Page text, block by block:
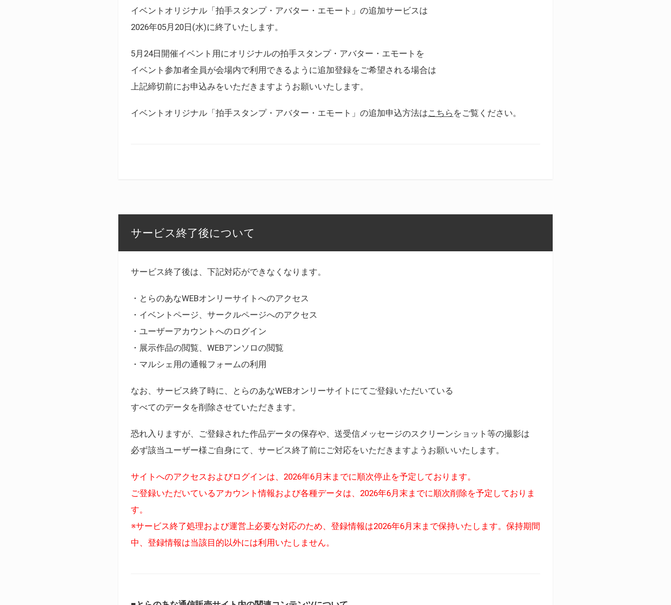
イベントオリジナル「拍手スタンプ・アバター・エモート」の追加サービスは
2026年05月20日(水)に終了いたします。
5月24日開催イベント用にオリジナルの拍手スタンプ・アバター・エモートを
イベント参加者全員が会場内で利用できるように追加登録をご希望される場合は
上記締切前にお申込みをいただきますようお願いいたします。
イベントオリジナル「拍手スタンプ・アバター・エモート」の追加申込方法はこちら をご覧ください。
サービス終了後について
サービス終了後は、下記対応ができなくなります。
・とらのあなWEBオンリーサイトへのアクセス
・イベントページ、サークルページへのアクセス
・ユーザーアカウントへのログイン
・展示作品の閲覧、WEBアンソロの閲覧
・マルシェ用の通報フォームの利用
なお、サービス終了時に、とらのあなWEBオンリーサイトにてご登録いただいている
すべてのデータを削除させていただきます。
恐れ入りますが、ご登録された作品データの保存や、送受信メッセージのスクリーンショット等の撮影は
必ず該当ユーザー様ご自身にて、サービス終了前にご対応をいただきますようお願いいたします。
サイトへのアクセスおよびログインは、2026年6月末までに順次停止を予定しております。
ご登録いただいているアカウント情報および各種データは、2026年6月末までに順次削除を予定しておりま
す。
※サービス終了処理および運営上必要な対応のため、登録情報は2026年6月末まで保持いたします。保持期間
中、登録情報は当該目的以外には利用いたしません。